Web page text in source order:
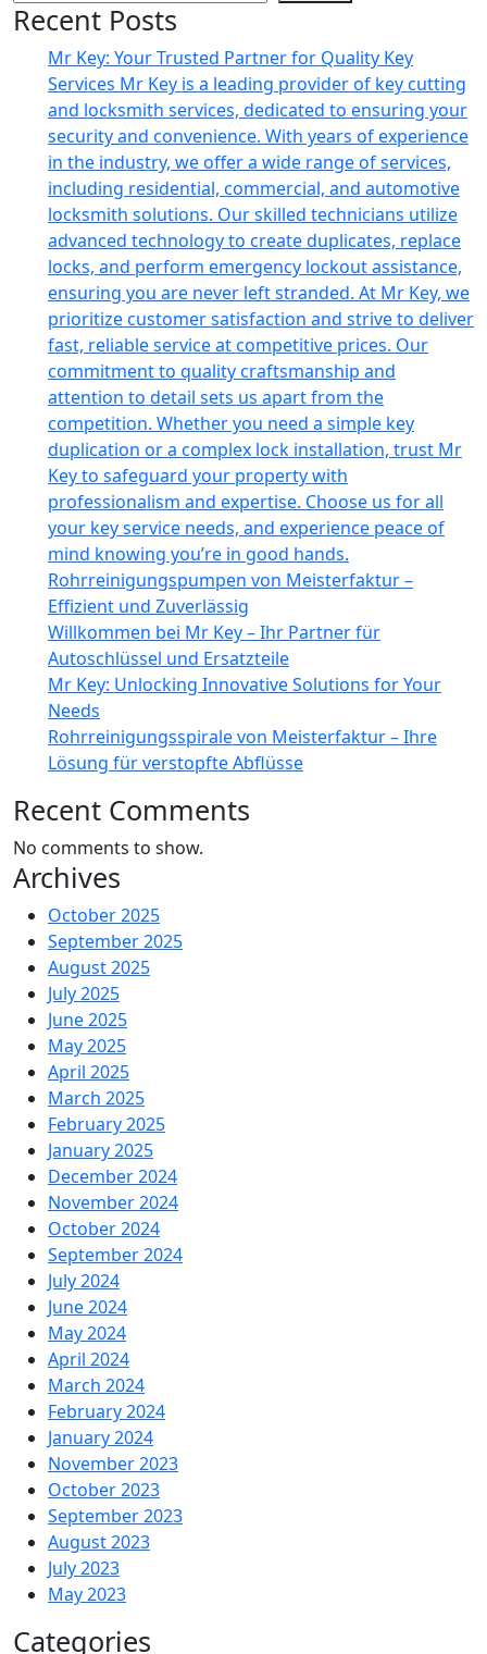
Recent Posts
Mr Key: Your Trusted Partner for Quality Key
Services Mr Key is a leading provider of key cutting
and locksmith services, dedicated to ensuring your
security and convenience. With years of experience
in the industry, we offer a wide range of services,
including residential, commercial, and automotive
locksmith solutions. Our skilled technicians utilize
advanced technology to create duplicates, replace
locks, and perform emergency lockout assistance,
ensuring you are never left stranded. At Mr Key, we
prioritize customer satisfaction and strive to deliver
fast, reliable service at competitive prices. Our
commitment to quality craftsmanship and
attention to detail sets us apart from the
competition. Whether you need a simple key
duplication or a complex lock installation, trust Mr
Key to safeguard your property with
professionalism and expertise. Choose us for all
your key service needs, and experience peace of
mind knowing you’re in good hands.
Rohrreinigungspumpen von Meisterfaktur –
Effizient und Zuverlässig
Willkommen bei Mr Key – Ihr Partner für
Autoschlüssel und Ersatzteile
Mr Key: Unlocking Innovative Solutions for Your
Needs
Rohrreinigungsspirale von Meisterfaktur – Ihre
Lösung für verstopfte Abflüsse
Recent Comments
No comments to show.
Archives
October 2025
September 2025
August 2025
July 2025
June 2025
May 2025
April 2025
March 2025
February 2025
January 2025
December 2024
November 2024
October 2024
September 2024
July 2024
June 2024
May 2024
April 2024
March 2024
February 2024
January 2024
November 2023
October 2023
September 2023
August 2023
July 2023
May 2023
Categories